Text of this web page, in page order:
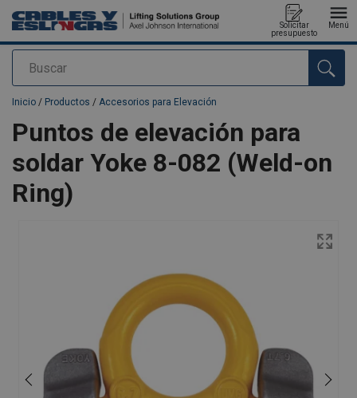
Buscar
Solicitar
presupuesto
Menú
Agregado a su presupuesto
Inicio / Productos / Accesorios para Elevación
Puntos de elevación para
soldar Yoke 8-082 (Weld-on
Ring)